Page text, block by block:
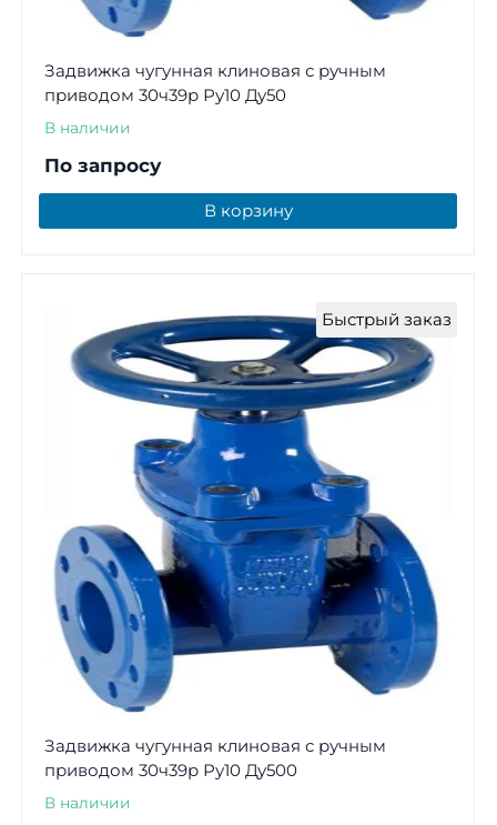
Задвижка чугунная клиновая с ручным
приводом 30ч39р Ру10 Ду50
В наличии
По запросу
В корзину
Быстрый заказ
Задвижка чугунная клиновая с ручным
приводом 30ч39р Ру10 Ду500
В наличии